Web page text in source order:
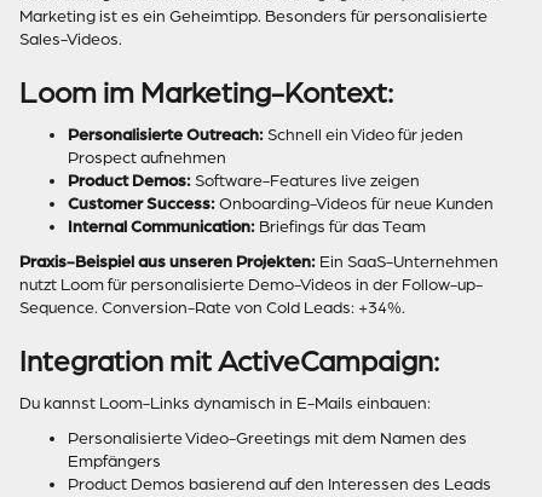
Marketing ist es ein Geheimtipp. Besonders für personalisierte
Sales-Videos.
Loom im Marketing-Kontext:
Personalisierte Outreach: Schnell ein Video für jeden
Prospect aufnehmen
Product Demos: Software-Features live zeigen
Customer Success: Onboarding-Videos für neue Kunden
Internal Communication: Briefings für das Team
Praxis-Beispiel aus unseren Projekten: Ein SaaS-Unternehmen
nutzt Loom für personalisierte Demo-Videos in der Follow-up-
Sequence. Conversion-Rate von Cold Leads: +34%.
Integration mit ActiveCampaign:
Du kannst Loom-Links dynamisch in E-Mails einbauen:
Personalisierte Video-Greetings mit dem Namen des
Empfängers
Product Demos basierend auf den Interessen des Leads